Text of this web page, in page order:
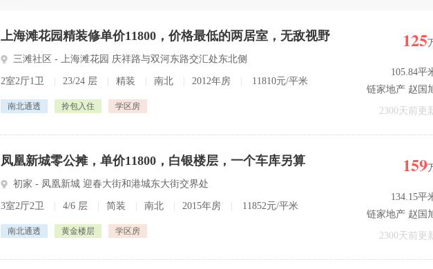
上海滩花园精装修单价11800，价格最低的两居室，无敌视野
三滩社区 - 上海滩花园 庆祥路与双河东路交汇处东北侧
2室2厅1卫 23/24 层 精装 南北 2012年房 11810元/平米
南北通透 拎包入住 学区房
125
105.84平
链家地产 赵国
2300天前更
凤凰新城零公摊，单价11800，白银楼层，一个车库另算
初家 - 凤凰新城 迎春大街和港城东大街交界处
3室2厅2卫 4/6 层 简装 南北 2015年房 11852元/平米
南北通透 黄金楼层 学区房
159
134.15平
链家地产 赵国
2300天前更